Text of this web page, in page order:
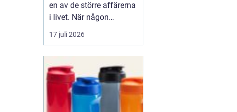
en av de större affärerna
i livet. När någon
funderar på att köpa
Renault Skåne
17 juli 2026